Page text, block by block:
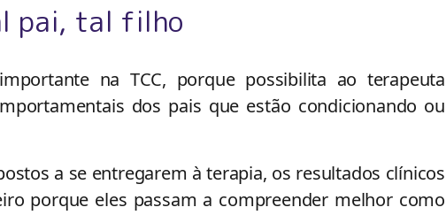
pai, tal filho
na TCC, porque possibilita ao terapeuta
dos pais que estão condicionando ou
a se entregarem à terapia, os resultados clínicos
porque eles passam a compreender melhor como